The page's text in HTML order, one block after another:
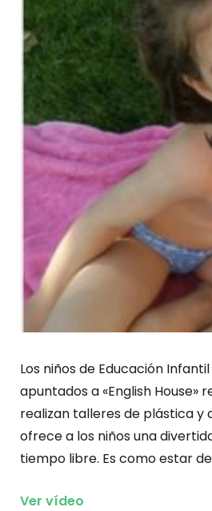
Los niños de Educación
apuntados a «English
realizan talleres de plástica y
ofrece a los niños una
tiempo libre. Es como estar
Ver vídeo